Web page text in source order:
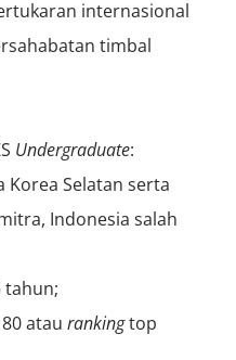
internasional
timbal
Undergraduate:
Korea Selatan serta
Indonesia salah
tahun;
atau rankingtop